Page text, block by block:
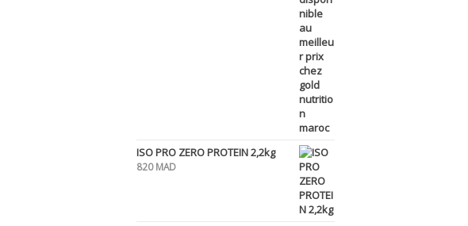
ISO PRO ZERO PROTEIN 2,2kg
820MAD